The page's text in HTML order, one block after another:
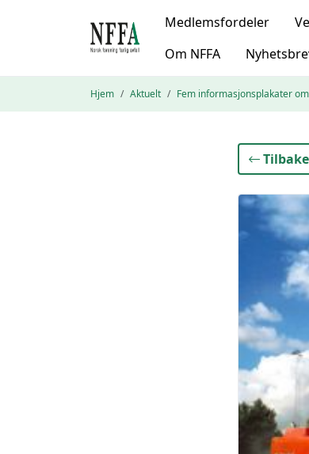
Medlemsfordeler
Om NFFA
Hjem Aktuelt Fem informasjonsplakater
Tilbake